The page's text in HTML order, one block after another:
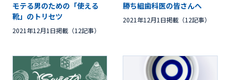
モテる男のための「使える
靴」のトリセツ
2021年12月1日掲載（12記事）
勝ち組歯科医の皆さんへ
2021年12月1日掲載（12記事）